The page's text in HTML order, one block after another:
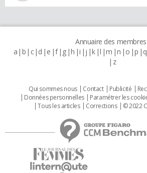
Annuaire des membres
a b c d e f g h i j k l m n o p q
z
Qui sommes nous Contact Publicité
Données personnelles
Paramétrer les
Tous les articles
Corrections © 2022